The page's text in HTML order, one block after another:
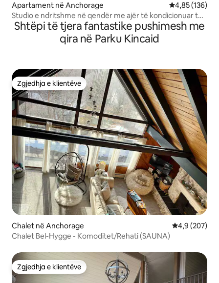
Apartament në Anchorage Vlerësimi
4,85 (136)
Studio e ndritshme në qendër me ajër të kondicionuar të
ri dhe hapësirë pune
Shtëpi të tjera fantastike pushimesh me
qira në Parku Kincaid
Zgjedhja e klientëve
Zgjedhja e klientëve
Chalet në Anchorage Vlerësimi
4,9 (207)
Chalet Bel-Hygge - Komoditet/Rehati (SAUNA)
Zgjedhja e klientëve
Zgjedhja e klientëve